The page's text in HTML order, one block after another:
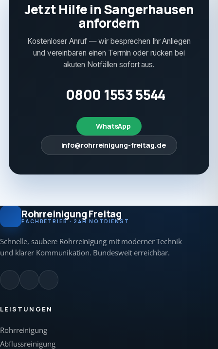
Jetzt Hilfe in Sangerhausen
anfordern
Kostenloser Anruf — wir besprechen Ihr Anliegen
und vereinbaren einen Termin oder rücken bei
akuten Notfällen sofort aus.
0800 1553 5544
WhatsApp
info@rohrreinigung-freitag.de
Rohrreinigung Freitag
FACHBETRIEB · 24H NOTDIENST
Schnelle, saubere Rohrreinigung mit moderner Technik
und klarer Kommunikation. Bundesweit erreichbar.
LEISTUNGEN
Rohrreinigung
Abflussreinigung